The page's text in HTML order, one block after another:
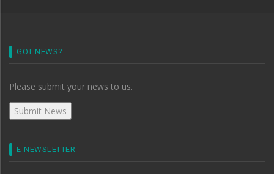
GOT NEWS?
Please submit your news to us.
E-NEWSLETTER